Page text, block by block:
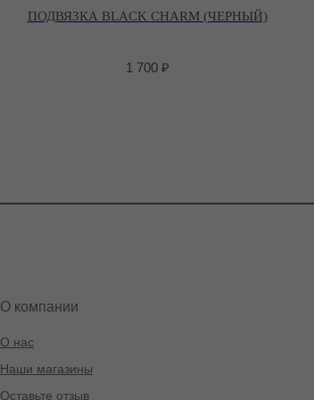
ПОДВЯЗКА BLACK CHARM (ЧЕРНЫЙ)
1 700 ₽
О нас
Наши магазины
Оставьте отзыв
О компании